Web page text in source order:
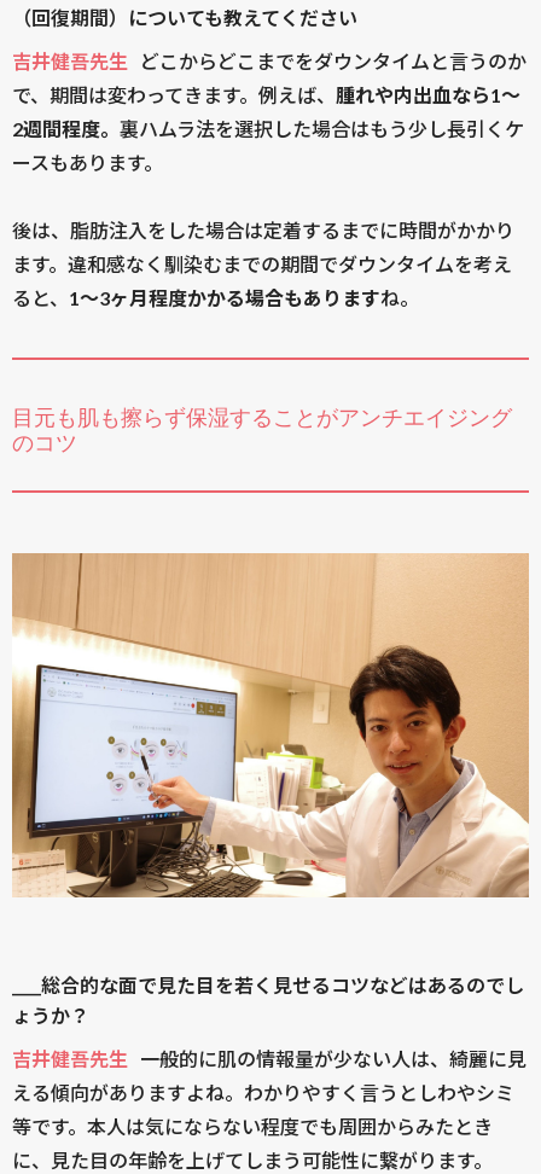
（回復期間）についても教えてください
吉井健吾先生
どこからどこまでをダウンタイムと言うのか
で、期間は変わってきます。例えば、 腫れや内出血なら1〜
2週間程度。 裏ハムラ法を選択した場合はもう少し長引くケ
ースもあります。
後は、脂肪注入をした場合は定着するまでに時間がかかり
ます。違和感なく馴染むまでの期間でダウンタイムを考え
ると、 1〜3ヶ月程度かかる場合もありますね。
目元も肌も擦らず保湿することがアンチエイジング
のコツ
____総合的な面で見た目を若く見せるコツなどはあるのでし
ょうか？
吉井健吾先生
一般的に肌の情報量が少ない人は、綺麗に見
える傾向がありますよね。わかりやすく言うとしわやシミ
等です。本人は気にならない程度でも周囲からみたとき
に、見た目の年齢を上げてしまう可能性に繋がります。